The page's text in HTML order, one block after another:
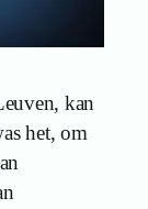
kan
het, om